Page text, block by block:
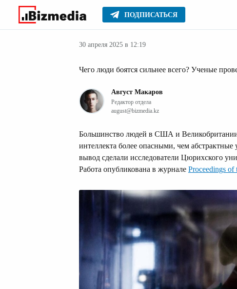
ПОДПИСАТЬСЯ
Главное Стиль жизни
30 апреля 2025 в 12:19
Чего люди боятся сильнее всего? Ученые
Август Макаров
Редактор отдела
august@bizmedia.kz
Большинство людей в США и Великобритании
интеллекта более опасными, чем
вывод сделали исследователи Цюрихского
Работа опубликована в журнале Proceedings of